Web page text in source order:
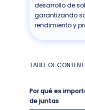
desarrollo de
garantizando
rendimiento y
TABLE OF
Por qué es
de juntas